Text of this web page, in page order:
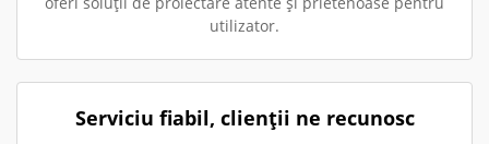
utilizator.
Serviciu fiabil, clienții ne recunosc